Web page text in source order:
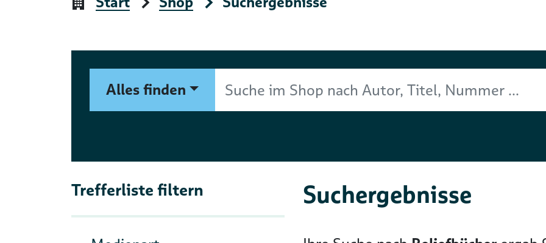
Suchformular
Alles finden
Suche im Shop nach Autor, Titel, Nummer ...
Trefferliste filtern Suchergebnisse